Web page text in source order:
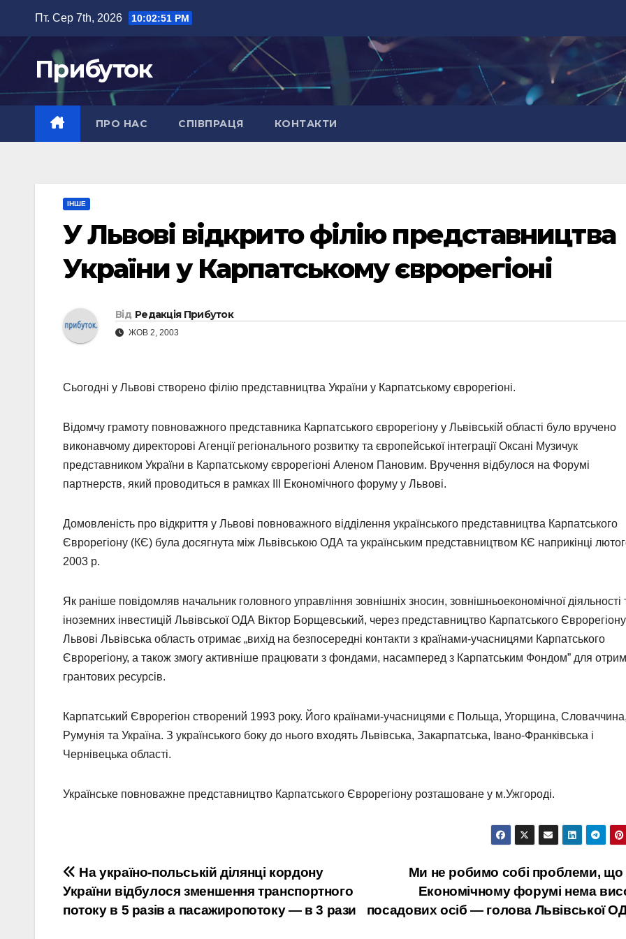
вмісту
Пт. Сер 7th, 2026 10:02:52 PM
Прибуток
ПРО НАС СПІВПРАЦЯ КОНТАКТИ
ІНШЕ
У Львові відкрито філію представництва
України у Карпатському єврорегіоні
Від Редакція Прибуток
ЖОВ 2, 2003
Сьогодні у Львові створено філію представництва України у Карпатському єврорегіоні.
Відомчу грамоту повноважного представника Карпатського єврорегіону у Львівській області було вручено
виконавчому директорові Агенції регіонального розвитку та європейської інтеграції Оксані Музичук
представником України в Карпатському єврорегіоні Аленом Пановим. Вручення відбулося на Форумі
партнерств, який проводиться в рамках ІІІ Економічного форуму у Львові.
Домовленість про відкриття у Львові повноважного відділення українського представництва Карпатського
Єврорегіону (КЄ) була досягнута між Львівською ОДА та українським представництвом КЄ наприкінці
2003 р.
Як раніше повідомляв начальник головного управління зовнішніх зносин, зовнішньоекономічної діяльності
іноземних інвестицій Львівської ОДА Віктор Борщевський, через представництво Карпатського
Львові Львівська область отримає „вихід на безпосередні контакти з країнами-учасницями Карпатського
Єврорегіону, а також змогу активніше працювати з фондами, насамперед з Карпатським Фондом” для
грантових ресурсів.
Карпатський Єврорегіон створений 1993 року. Його країнами-учасницями є Польща, Угорщина, Словаччина,
Румунія та Україна. З українського боку до нього входять Львівська, Закарпатська, Івано-Франківська і
Чернівецька області.
Українське повноважне представництво Карпатського Єврорегіону розташоване у м.Ужгороді.
Навігація
записів
Ми не робимо собі проблеми, що
Економічному форумі нема
посадових осіб — голова Львівської
На україно-польській ділянці кордону
України відбулося зменшення транспортного
потоку в 5 разів а пасажиропотоку — в 3 рази